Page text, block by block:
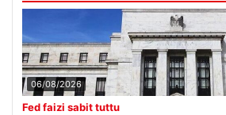
06/08/2026
Fed faizi sabit tuttu